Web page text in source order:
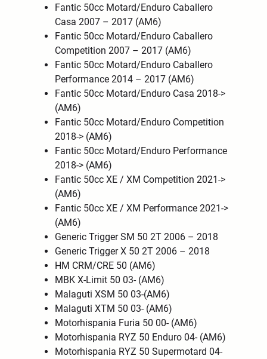
Fantic 50cc Motard/Enduro Caballero
Casa 2007 – 2017 (AM6)
Fantic 50cc Motard/Enduro Caballero
Competition 2007 – 2017 (AM6)
Fantic 50cc Motard/Enduro Caballero
Performance 2014 – 2017 (AM6)
Fantic 50cc Motard/Enduro Casa 2018->
(AM6)
Fantic 50cc Motard/Enduro Competition
2018-> (AM6)
Fantic 50cc Motard/Enduro Performance
2018-> (AM6)
Fantic 50cc XE / XM Competition 2021->
(AM6)
Fantic 50cc XE / XM Performance 2021->
(AM6)
Generic Trigger SM 50 2T 2006 – 2018
Generic Trigger X 50 2T 2006 – 2018
HM CRM/CRE 50 (AM6)
MBK X-Limit 50 03- (AM6)
Malaguti XSM 50 03-(AM6)
Malaguti XTM 50 03- (AM6)
Motorhispania Furia 50 00- (AM6)
Motorhispania RYZ 50 Enduro 04- (AM6)
Motorhispania RYZ 50 Supermotard 04-